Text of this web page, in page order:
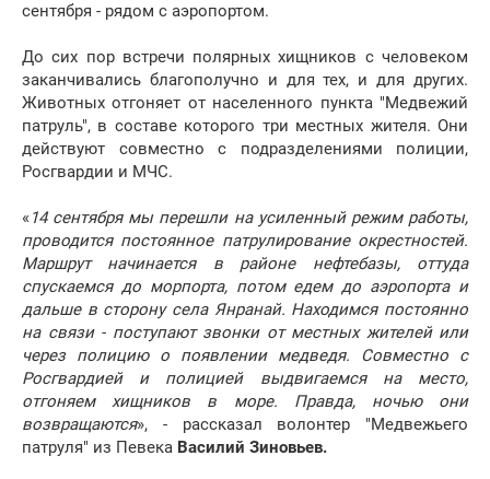
сентября - рядом с аэропортом.
До сих пор встречи полярных хищников с человеком
заканчивались благополучно и для тех, и для других.
Животных отгоняет от населенного пункта "Медвежий
патруль", в составе которого три местных жителя. Они
действуют совместно с подразделениями полиции,
Росгвардии и МЧС.
« 14 сентября мы перешли на усиленный режим работы,
проводится постоянное патрулирование окрестностей.
Маршрут начинается в районе нефтебазы, оттуда
спускаемся до морпорта, потом едем до аэропорта и
дальше в сторону села Янранай. Находимся постоянно
на связи - поступают звонки от местных жителей или
через полицию о появлении медведя. Совместно с
Росгвардией и полицией выдвигаемся на место,
отгоняем хищников в море. Правда, ночью они
возвращаются», - рассказал волонтер "Медвежьего
патруля" из Певека Василий Зиновьев.